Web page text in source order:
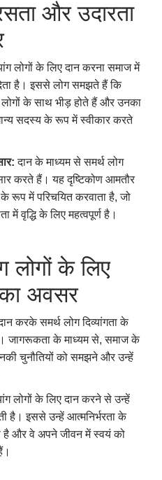
और उदारता
लोगों के लिए दान करना समाज में
है। इससे लोग समझते हैं कि
लोगों के साथ भीड़ होते हैं और उनका
सदस्य के रूप में स्वीकार करते
दान के माध्यम से समर्थ लोग
करते हैं। यह दृष्टिकोण आमतौर
रूप में परिचयित करवाता है, जो
वृद्धि के लिए महत्वपूर्ण है।
लोगों के लिए
अवसर
करके समर्थ लोग दिव्यांगता के
के माध्यम से, समाज के
चुनौतियों को समझने और उन्हें
लोगों के लिए दान करने से उन्हें
है। इससे उन्हें आत्मनिर्भरता के
है और वे अपने जीवन में स्वयं को